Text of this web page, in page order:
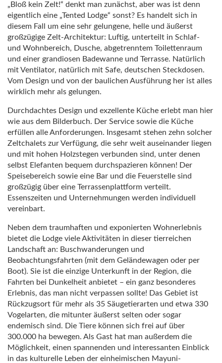
„Bloß kein Zelt!“ denkt man zunächst, aber was ist denn
eigentlich eine „Tented Lodge“ sonst? Es handelt sich in
diesem Fall um eine sehr gelungene, helle und äußerst
großzügige Zelt-Architektur: Luftig, unterteilt in Schlaf-
und Wohnbereich, Dusche, abgetrenntem Toilettenraum
und einer grandiosen Badewanne und Terrasse. Natürlich
mit Ventilator, natürlich mit Safe, deutschen Steckdosen.
Vom Design und von der baulichen Ausführung her ist alles
wirklich mehr als gelungen.
Durchdachtes Design und exzellente Küche erlebt man hier
wie aus dem Bilderbuch. Der Service sowie die Küche
erfüllen alle Anforderungen. Insgesamt stehen zehn solcher
Zeltchalets zur Verfügung, die sehr weit auseinander liegen
und mit hohen Holzstegen verbunden sind, unter denen
selbst Elefanten bequem durchspazieren können! Der
Speisebereich sowie eine Bar und die Feuerstelle sind
großzügig über eine Terrassenplattform verteilt.
Essenszeiten und Unternehmungen werden individuell
vereinbart.
Neben dem traumhaften und exponierten Wohnerlebnis
bietet die Lodge viele Aktivitäten in dieser tierreichen
Landschaft an: Buschwanderungen und
Beobachtungsfahrten (mit dem Geländewagen oder per
Boot). Sie ist die einzige Unterkunft in der Region, die
Fahrten bei Dunkelheit anbietet – ein ganz besonderes
Erlebnis, das man nicht verpassen sollte! Das Gebiet ist
Rückzugsort für mehr als 35 Säugetierarten und etwa 330
Vogelarten, die mitunter äußerst selten oder sogar
endemisch sind. Die Tiere können sich frei auf über
300.000 ha bewegen. Als Gast hat man außerdem die
Möglichkeit, einen spannenden und interessanten Einblick
in das kulturelle Leben der einheimischen Mayuni-